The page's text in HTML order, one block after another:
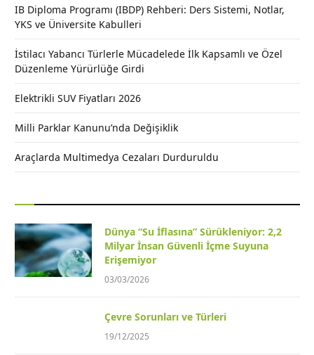
IB Diploma Programı (IBDP) Rehberi: Ders Sistemi, Notlar,
YKS ve Üniversite Kabulleri
İstilacı Yabancı Türlerle Mücadelede İlk Kapsamlı ve Özel
Düzenleme Yürürlüğe Girdi
Elektrikli SUV Fiyatları 2026
Milli Parklar Kanunu’nda Değişiklik
Araçlarda Multimedya Cezaları Durduruldu
Dünya “Su İflasına” Sürükleniyor: 2,2
Milyar İnsan Güvenli İçme Suyuna
Erişemiyor
03/03/2026
Çevre Sorunları ve Türleri
19/12/2025